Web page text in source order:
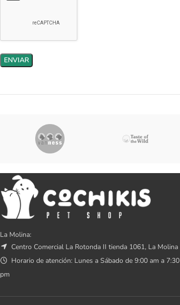
La Molina:
Centro Comercial La Rotonda II tienda 1061, La Molina
Horario de atención: Lunes a Sábado de 9:00 am a 7:30
pm